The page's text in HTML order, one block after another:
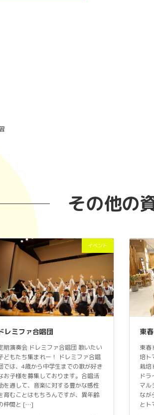
その他の
イベント
レミファ合唱団
期演奏会 ドレミファ合唱団 歌いたい
どもたち集まれー！ ドレミファ合唱
では、4歳から中学生までの歌が好き
お子様を募集しております。合唱活
を通して、音楽に対する豊かな感性
育むことはもちろんですが、異年齢
仲間と […]
東
東春
培ト
栽培
ド
マル
なが
と